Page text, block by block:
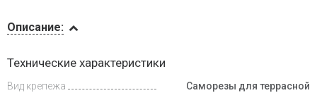
и оплата
Описание:
Технические характеристики
Вид крепежа
Саморезы для террасной